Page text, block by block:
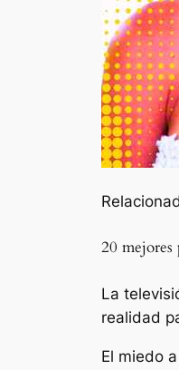
20 mejores
La
realidad
El miedo